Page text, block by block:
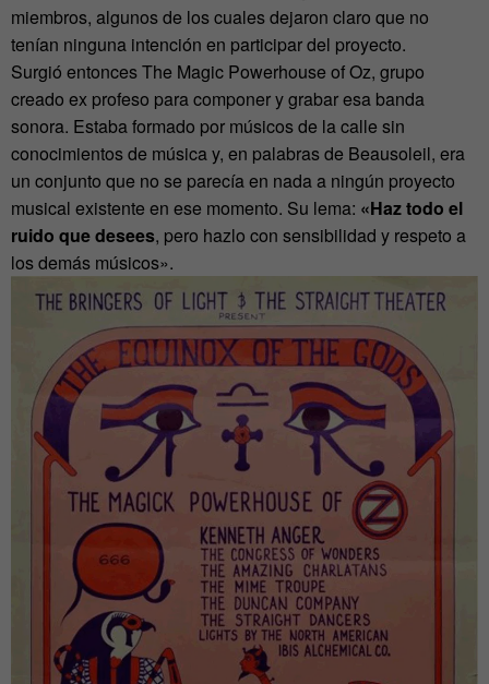
miembros, algunos de los cuales dejaron claro que no
tenían ninguna intención en participar del proyecto.
Surgió entonces The Magic Powerhouse of Oz, grupo
creado ex profeso para componer y grabar esa banda
sonora. Estaba formado por músicos de la calle sin
conocimientos de música y, en palabras de Beausoleil, era
un conjunto que no se parecía en nada a ningún proyecto
musical existente en ese momento. Su lema: «Haz todo el
ruido que desees, pero hazlo con sensibilidad y respeto a
los demás músicos».